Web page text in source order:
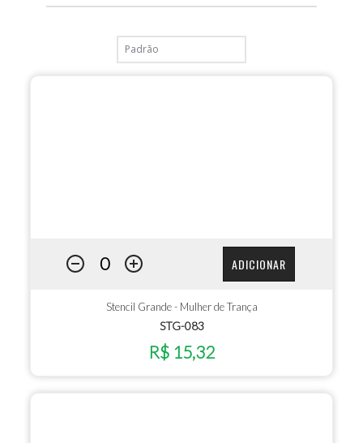
ADICIONAR
Stencil Grande - Mulher de Trança
STG-083
R$ 15,32